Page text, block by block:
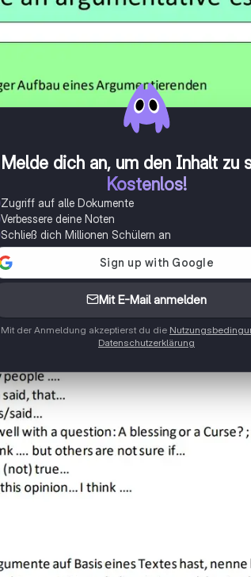
Melde dich an, um den Inhalt zu
Kostenlos!
Zugriff auf alle Dokumente
Verbessere deine Noten
Schließ dich Millionen Schülern an
Mit E-Mail anmelden
Mit der Anmeldung akzeptierst du die
Datenschutzerklärung